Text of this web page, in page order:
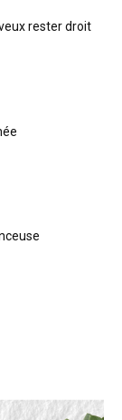
rester droit